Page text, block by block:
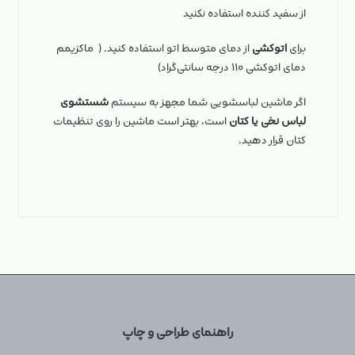
از سفید کننده استفاده نکنید
برایاتوکشیاز دمای متوسط اتو استفاده کنید. ( ماکزیمم
دمای اتوکشی ۱۱۰ درجه سانتی‌گراد)
اگر ماشین لباسشویی شما مجهز به سیستمشستشوی
لباس نخی یا کتاناست، بهتر است ماشین را روی تنظیمات
کتان قرار دهید.
راهنمای طراحی و چاپ